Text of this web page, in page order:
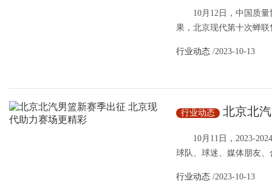
获“双第一”
10月12日，中国质量
果，北京现代第十次蝉
行业动态 /2023-10-13
行业动态
北京北
10月11日，2023-2024
球队、球迷、媒体朋友
行业动态 /2023-10-13